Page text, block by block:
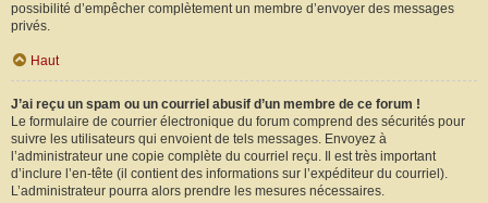
possibilité d’empêcher complètement un membre d’envoyer des messages
privés.
Haut
J’ai reçu un spam ou un courriel abusif d’un membre de ce forum !
Le formulaire de courrier électronique du forum comprend des sécurités pour
suivre les utilisateurs qui envoient de tels messages. Envoyez à
l’administrateur une copie complète du courriel reçu. Il est très important
d’inclure l’en-tête (il contient des informations sur l’expéditeur du courriel).
L’administrateur pourra alors prendre les mesures nécessaires.